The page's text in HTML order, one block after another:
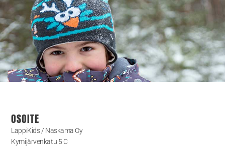
OSOITE
LappiKids / Naskama Oy
Kymijärvenkatu 5 C